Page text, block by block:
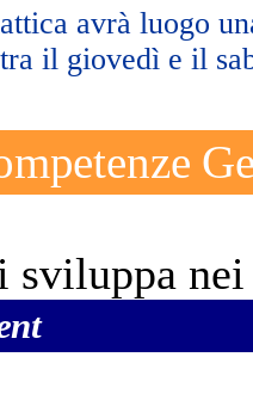
avrà luogo
il giovedì e il